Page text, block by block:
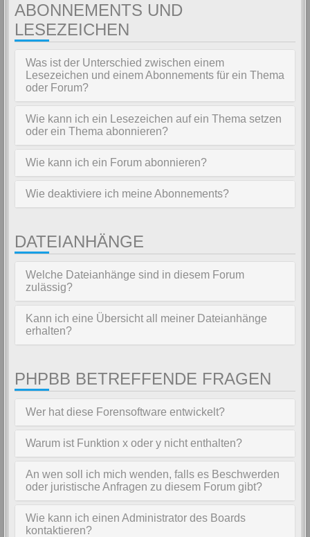
ABONNEMENTS UND
LESEZEICHEN
Was ist der Unterschied zwischen einem
Lesezeichen und einem Abonnements für ein Thema
oder Forum?
Wie kann ich ein Lesezeichen auf ein Thema setzen
oder ein Thema abonnieren?
Wie kann ich ein Forum abonnieren?
Wie deaktiviere ich meine Abonnements?
DATEIANHÄNGE
Welche Dateianhänge sind in diesem Forum
zulässig?
Kann ich eine Übersicht all meiner Dateianhänge
erhalten?
PHPBB BETREFFENDE FRAGEN
Wer hat diese Forensoftware entwickelt?
Warum ist Funktion x oder y nicht enthalten?
An wen soll ich mich wenden, falls es Beschwerden
oder juristische Anfragen zu diesem Forum gibt?
Wie kann ich einen Administrator des Boards
kontaktieren?